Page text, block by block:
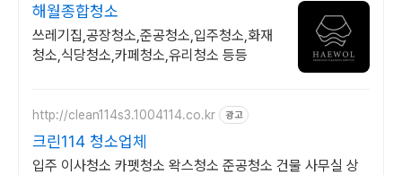
해월종합청소
쓰레기집,공장청소,준공청소,입주청소,화재
청소,식당청소,카페청소,유리청소 등등
http://clean114s3.1004114.co.kr 광고
크린114 청소업체
입주 이사청소 카펫청소 왁스청소 준공청소 건물 사무실 상